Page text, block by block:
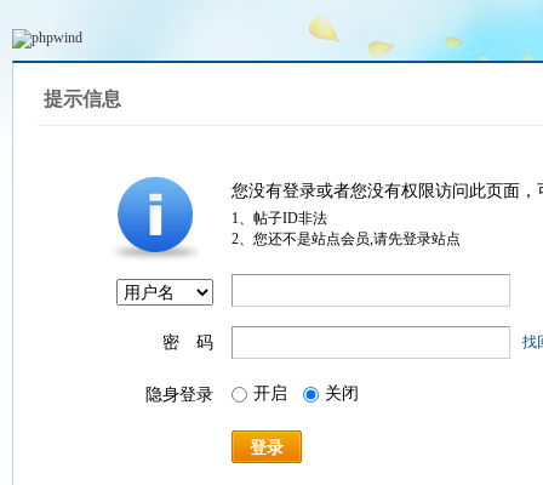
提示信息
您没有登录或者您没有权限访问此页面
1、帖子ID非法
2、您还不是站点会员,请先登录站点
密 码 找
隐身登录 开启 关闭
登录